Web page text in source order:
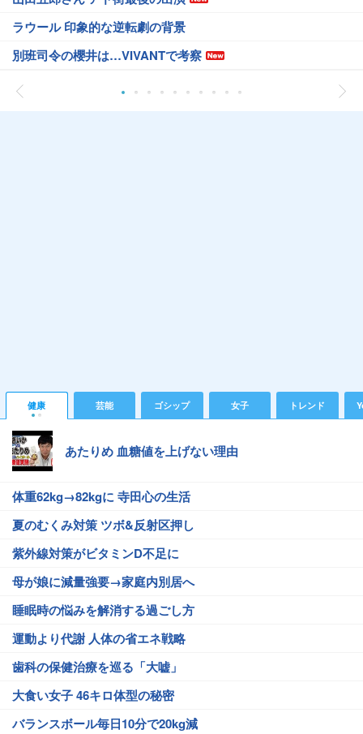
ラウール 印象的な逆転劇の背景
別班司令の櫻井は…VIVANTで考察
健康 芸能 ゴシップ 女子 トレンド
あたりめ 血糖値を上げない理由
体重62kg→82kgに 寺田心の生活
夏のむくみ対策 ツボ&反射区押し
紫外線対策がビタミンD不足に
母が娘に減量強要→家庭内別居へ
睡眠時の悩みを解消する過ごし方
運動より代謝 人体の省エネ戦略
歯科の保健治療を巡る「大嘘」
大食い女子 46キロ体型の秘密
バランスボール毎日10分で20kg減